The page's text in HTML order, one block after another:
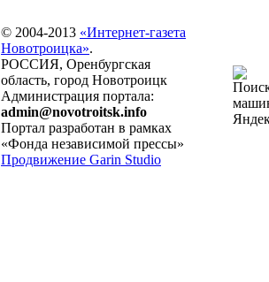
© 2004-2013 «Интернет-газета
Новотроицка».
РОССИЯ, Оренбургская
область, город Новотроицк
Администрация портала:
admin@novotroitsk.info
Портал разработан в рамках
«Фонда независимой прессы»
Продвижение Garin Studio